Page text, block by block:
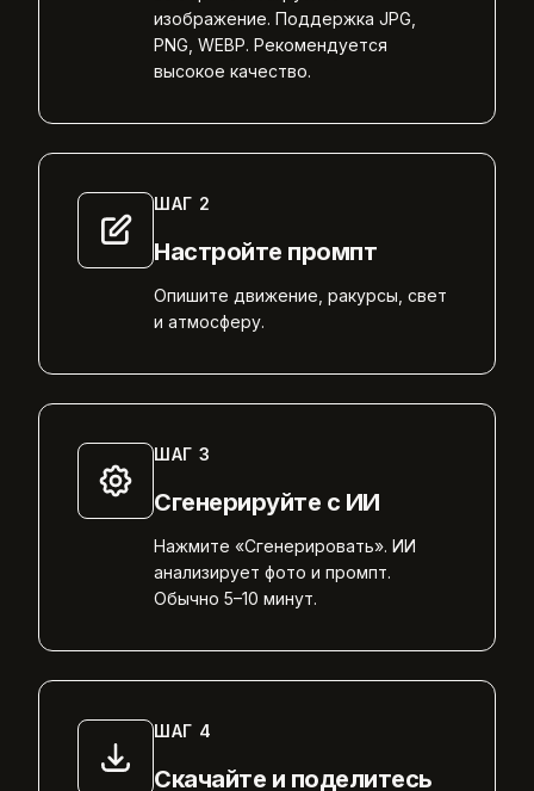
изображение. Поддержка JPG,
PNG, WEBP. Рекомендуется
высокое качество.
ШАГ 2
Настройте промпт
Опишите движение, ракурсы, свет
и атмосферу.
ШАГ 3
Сгенерируйте с ИИ
Нажмите «Сгенерировать». ИИ
анализирует фото и промпт.
Обычно 5–10 минут.
ШАГ 4
Скачайте и поделитесь